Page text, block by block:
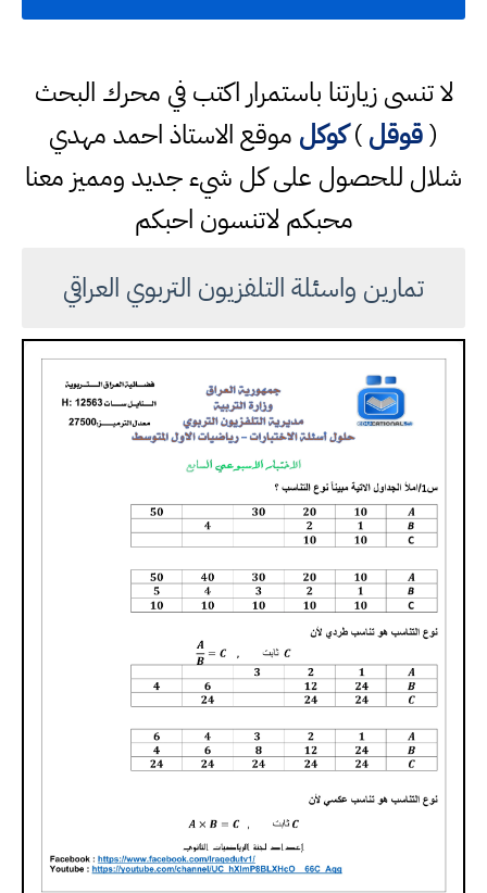
لا تنسى زيارتنا باستمرار اكتب في محرك البحث
(قوقل)كوكل موقع الاستاذ احمد مهدي
شلال للحصول على كل شيء جديد ومميز معنا
محبكم لاتنسون احبكم
تمارين واسئلة التلفزيون التربوي العراقي